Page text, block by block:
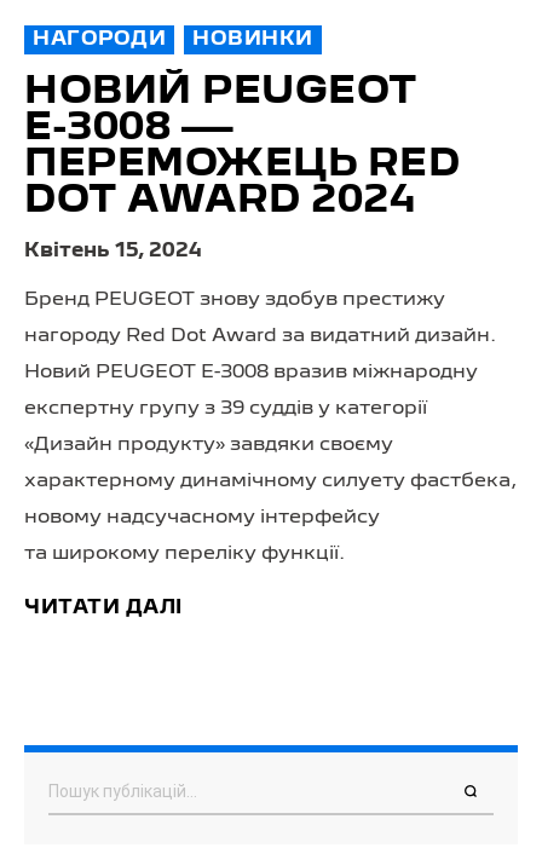
НАГОРОДИ НОВИНКИ
НОВИЙ PEUGEOT
Е-3008 —
ПЕРЕМОЖЕЦЬ RED
DOT AWARD 2024
Квітень 15, 2024
Бренд PEUGEOT знову здобув престижу
нагороду Red Dot Award за видатний дизайн.
Новий PEUGEOT E-3008 вразив міжнародну
експертну групу з 39 суддів у категорії
«Дизайн продукту» завдяки своєму
характерному динамічному силуету фастбека,
новому надсучасному інтерфейсу
та широкому переліку функції.
ЧИТАТИ ДАЛІ
Пошук